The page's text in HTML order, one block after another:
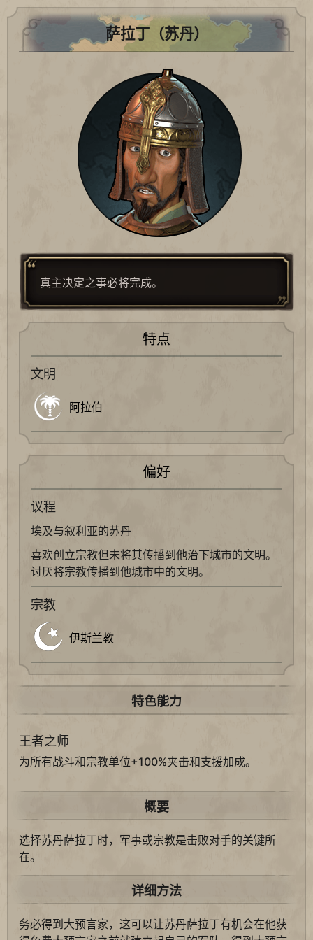
萨拉丁（苏丹）
真主决定之事必将完成。
特点
文明
阿拉伯
偏好
议程
埃及与叙利亚的苏丹
喜欢创立宗教但未将其传播到他治下城市的文明。
讨厌将宗教传播到他城市中的文明。
宗教
伊斯兰教
特色能力
王者之师
为所有战斗和宗教单位+100%夹击和支援加成。
概要
选择苏丹萨拉丁时，军事或宗教是击败对手的关键所
在。
详细方法
务必得到大预言家，这可以让苏丹萨拉丁有机会在他获